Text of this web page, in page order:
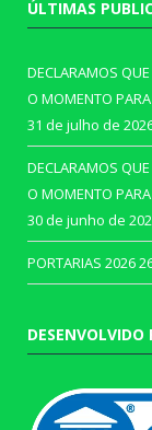
ÚLTIMAS
DECLARAMOS
O MOMENTO
31 de julho de
DECLARAMOS
O MOMENTO
30 de junho de
PORTARIAS 2026
DESENVOLVIDO